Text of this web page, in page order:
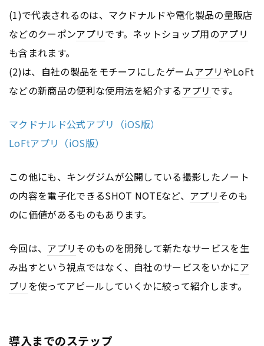
(1)で代表されるのは、マクドナルドや電化製品の量販店
などのクーポンアプリです。ネットショップ用のアプリ
も含まれます。
(2)は、自社の製品をモチーフにしたゲームアプリやLoFt
などの新商品の便利な使用法を紹介するアプリ です。
マクドナルド公式アプリ（iOS版）
LoFtアプリ（iOS版）
この他にも、キングジムが公開している撮影したノート
の内容を電子化できるSHOT NOTEなど、 アプリそのも
のに価値があるものもあります。
今回は、 アプリそのものを開発して新たなサービスを生
み出すという視点ではなく、自社のサービスをいかにア
プリ を使ってアピールしていくかに絞って紹介します。
導入までのステップ